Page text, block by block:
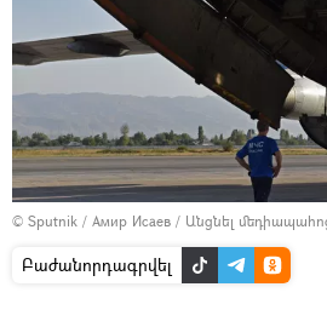
© Sputnik / Амир Исаев / Անցնել
Բաժանորդագրվել